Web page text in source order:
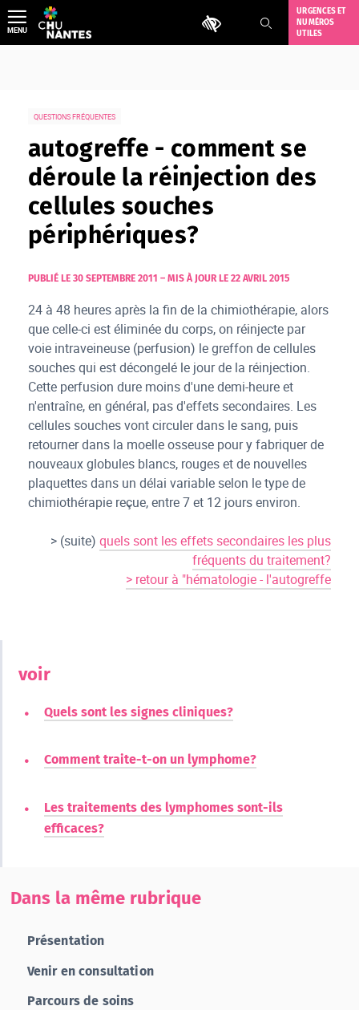
Aller
au
contenu
Outils d'accessibilité
URGENCES ET
NUMÉROS
UTILES
MENU
QUESTIONS FRÉQUENTES
autogreffe - comment se
déroule la réinjection des
cellules souches
périphériques?
PUBLIÉ LE 30 SEPTEMBRE 2011 – MIS À JOUR LE 22 AVRIL 2015
24 à 48 heures après la fin de la chimiothérapie, alors
que celle-ci est éliminée du corps, on réinjecte par
voie intraveineuse (perfusion) le greffon de cellules
souches qui est décongelé le jour de la réinjection.
Cette perfusion dure moins d'une demi-heure et
n'entraîne, en général, pas d'effets secondaires. Les
cellules souches vont circuler dans le sang, puis
retourner dans la moelle osseuse pour y fabriquer de
nouveaux globules blancs, rouges et de nouvelles
plaquettes dans un délai variable selon le type de
chimiothérapie reçue, entre 7 et 12 jours environ.
> (suite) quels sont les effets secondaires les plus
fréquents du traitement?
> retour à "hématologie - l'autogreffe
voir
Quels sont les signes cliniques?
Comment traite-t-on un lymphome?
Les traitements des lymphomes sont-ils
efficaces?
Dans la même rubrique
Présentation
Venir en consultation
Parcours de soins